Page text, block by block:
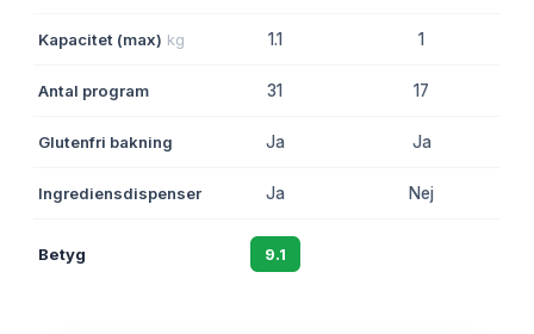
Kapacitet (max) kg 1.1 1
Antal program 31 17
Glutenfri bakning Ja Ja
Ingrediensdispenser Ja Nej
Betyg 9.1